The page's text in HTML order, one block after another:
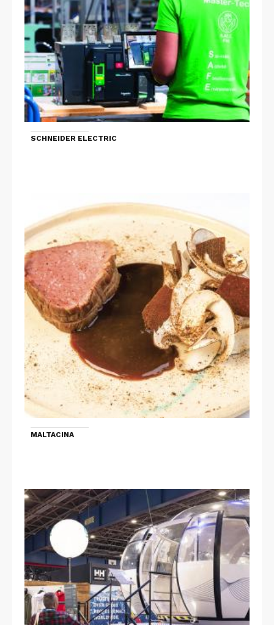
SCHNEIDER ELECTRIC
MALTACINA